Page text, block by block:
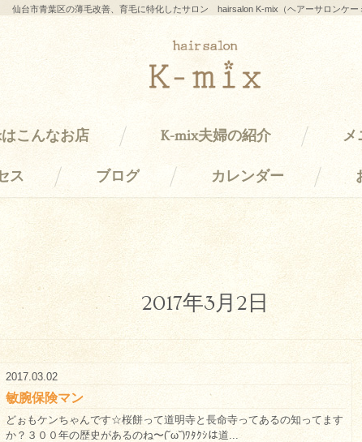
仙台市青葉区の薄毛改善、育毛に特化したサロン hairsalon K-mix（ヘアーサロンケー
こんなお店 K-mix夫婦の紹介 メ
ス ブログ カレンダー
2017年3月2日
2017.03.02
敏腕保険マン
どぉもケンちゃんです☆桜餅って道明寺と長命寺ってあるの知ってます
か？３００年の歴史があるのね〜(˘ω˘)ﾜﾀｸｼは道...